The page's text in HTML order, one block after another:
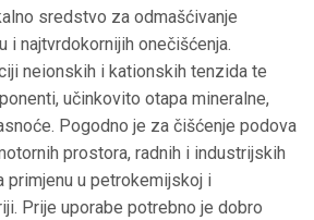
sredstvo za odmašćivanje
i najtvrdokornijih onečišćenja.
neionskih i kationskih tenzida te
učinkovito otapa mineralne,
Pogodno je za čišćenje podova
prostora, radnih i industrijskih
primjenu u petrokemijskoj i
Prije uporabe potrebno je dobro